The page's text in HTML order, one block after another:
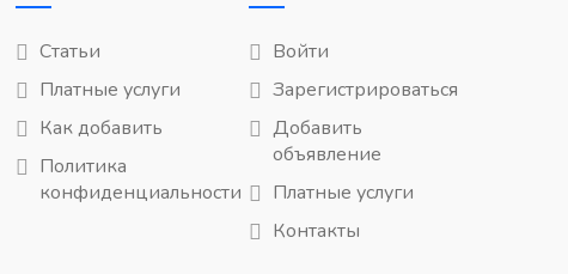
Статьи
Платные услуги
Как добавить
Политика
конфиденциальности
Войти
Зарегистрироваться
Добавить
объявление
Платные услуги
Контакты